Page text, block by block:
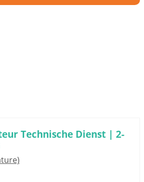
Technische Dienst | 2-